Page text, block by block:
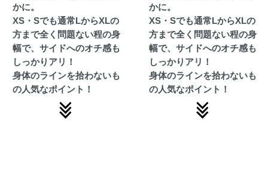
かに。
XS・Sでも通常LからXLの
方まで全く問題ない程の身
幅で、サイドへのオチ感も
しっかりアリ！
身体のラインを拾わないも
の人気なポイント！
かに。
XS・Sでも通常LからXLの
方まで全く問題ない程の身
幅で、サイドへのオチ感も
しっかりアリ！
身体のラインを拾わないも
の人気なポイント！